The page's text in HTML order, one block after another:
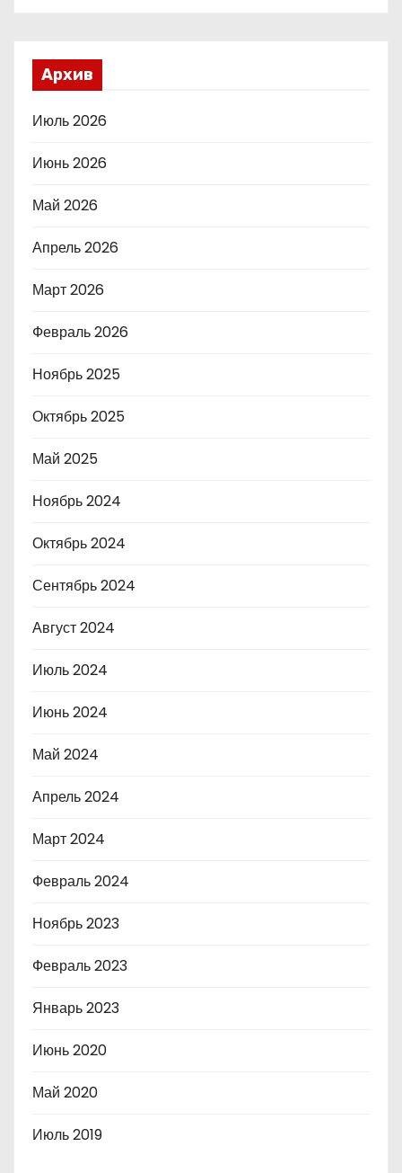
Архив
Июль 2026
Июнь 2026
Май 2026
Апрель 2026
Март 2026
Февраль 2026
Ноябрь 2025
Октябрь 2025
Май 2025
Ноябрь 2024
Октябрь 2024
Сентябрь 2024
Август 2024
Июль 2024
Июнь 2024
Май 2024
Апрель 2024
Март 2024
Февраль 2024
Ноябрь 2023
Февраль 2023
Январь 2023
Июнь 2020
Май 2020
Июль 2019